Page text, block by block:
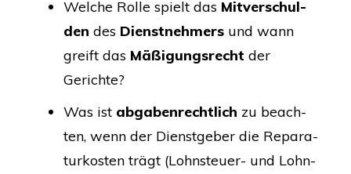
Wel­che Rol­le spielt das Mit­ver­schul­
den des Dienst­neh­mers und wann
greift das Mäßi­gungs­recht der
Gerichte?
Was ist abga­ben­recht­lich zu beach­
ten, wenn der Dienst­ge­ber die Repa­ra­
tur­kos­ten trägt (Lohn­steu­er- und Lohn­